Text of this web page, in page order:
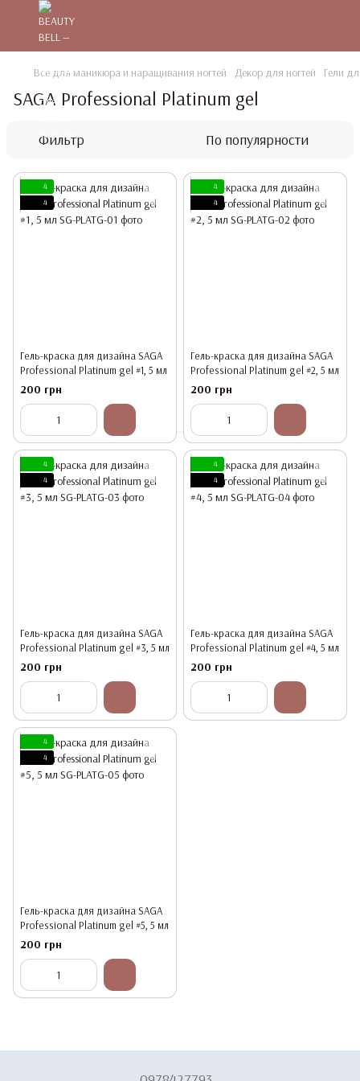
Все для маникюра и наращивания ногтей Декор для ногтей Гели
SAGA Professional Platinum gel
Фильтр По популярности
4
4
Гель-краска для дизайна SAGA
Professional Platinum gel #1, 5 мл
200 грн
4
4
Гель-краска для дизайна SAGA
Professional Platinum gel #2, 5 мл
200 грн
4
4
Гель-краска для дизайна SAGA
Professional Platinum gel #3, 5 мл
200 грн
4
4
Гель-краска для дизайна SAGA
Professional Platinum gel #4, 5 мл
200 грн
4
4
Гель-краска для дизайна SAGA
Professional Platinum gel #5, 5 мл
200 грн